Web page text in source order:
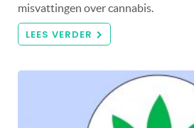
misvattingen over cannabis.
LEES VERDER